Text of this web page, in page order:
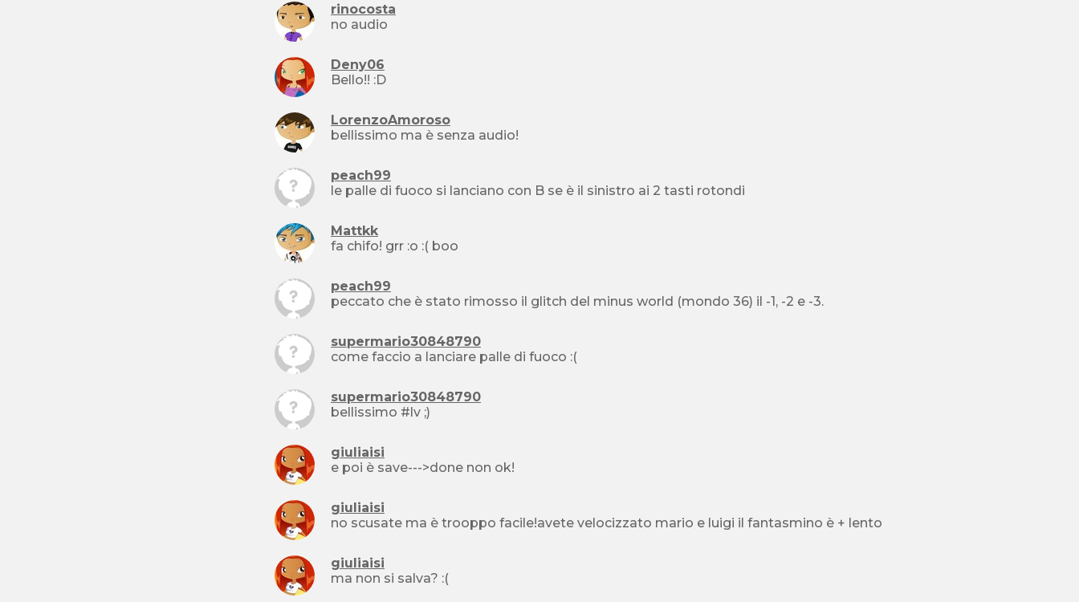
rinocosta
no audio
Deny06
Bello!! :D
LorenzoAmoroso
bellissimo ma è senza audio!
peach99
le palle di fuoco si lanciano con B se è il sinistro ai 2 tasti rotondi
Mattkk
fa chifo! grr :o :( boo
peach99
peccato che è stato rimosso il glitch del minus world (mondo 36) il -1, -2 e -3.
supermario30848790
come faccio a lanciare palle di fuoco :(
supermario30848790
bellissimo #lv ;)
giuliaisi
e poi è save--->done non ok!
giuliaisi
no scusate ma è trooppo facile!avete velocizzato mario e luigi il fantasmino è + lento
giuliaisi
ma non si salva? :(